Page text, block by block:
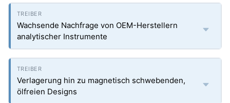
Wachsende Nachfrage von OEM-Herstellern
analytischer Instrumente
Verlagerung hin zu magnetisch schwebenden,
ölfreien Designs